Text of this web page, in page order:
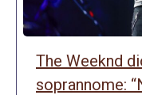
The Weeknd
soprannome: